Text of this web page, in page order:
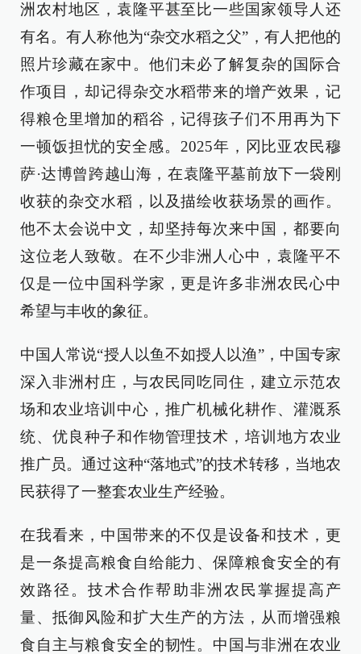
洲农村地区，袁隆平甚至比一些国家领导人还
有名。有人称他为“杂交水稻之父”，有人把他的
照片珍藏在家中。他们未必了解复杂的国际合
作项目，却记得杂交水稻带来的增产效果，记
得粮仓里增加的稻谷，记得孩子们不用再为下
一顿饭担忧的安全感。2025年，冈比亚农民穆
萨·达博曾跨越山海，在袁隆平墓前放下一袋刚
收获的杂交水稻，以及描绘收获场景的画作。
他不太会说中文，却坚持每次来中国，都要向
这位老人致敬。在不少非洲人心中，袁隆平不
仅是一位中国科学家，更是许多非洲农民心中
希望与丰收的象征。
中国人常说“授人以鱼不如授人以渔”，中国专家
深入非洲村庄，与农民同吃同住，建立示范农
场和农业培训中心，推广机械化耕作、灌溉系
统、优良种子和作物管理技术，培训地方农业
推广员。通过这种“落地式”的技术转移，当地农
民获得了一整套农业生产经验。
在我看来，中国带来的不仅是设备和技术，更
是一条提高粮食自给能力、保障粮食安全的有
效路径。技术合作帮助非洲农民掌握提高产
量、抵御风险和扩大生产的方法，从而增强粮
食自主与粮食安全的韧性。中国与非洲在农业